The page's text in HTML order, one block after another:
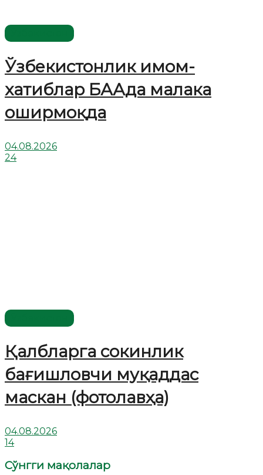
Ўзбекистонлик имом-
хатиблар БААда малака
оширмоқда
04.08.2026
24
Қалбларга сокинлик
бағишловчи муқаддас
маскан (фотолавҳа)
04.08.2026
14
Сўнгги мақолалар